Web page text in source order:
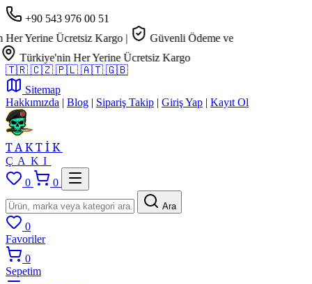
+90 543 976 00 51
Ücretsiz Kargo |
Güvenli Ödeme ve
Her Yerine Ücretsiz Kargo
🇹🇷 🇨🇿 🇵🇱 🇦🇹 🇬🇧
Sitemap
Hakkımızda | Blog | Sipariş Takip | Giriş Yap | Kayıt Ol
TAKTİK
ÇAKI
0
0
Ara
0
Favoriler
0
Sepetim